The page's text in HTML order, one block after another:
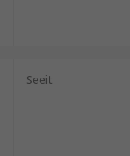
Seeit